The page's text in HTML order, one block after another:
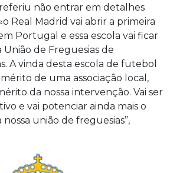
não entrar em detalhes
Real Madrid vai abrir a primeira
Portugal e essa escola vai ficar
União de Freguesias de
A vinda desta escola de futebol
de uma associação local,
da nossa intervenção. Vai ser
e vai potenciar ainda mais o
união de freguesias”,